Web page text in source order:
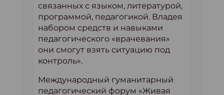
связанных с языком, литературой,
программой, педагогикой. Владея
набором средств и навыками
педагогического «врачевания»
они смогут взять ситуацию под
контроль».
Международный гуманитарный
педагогический форум «Живая